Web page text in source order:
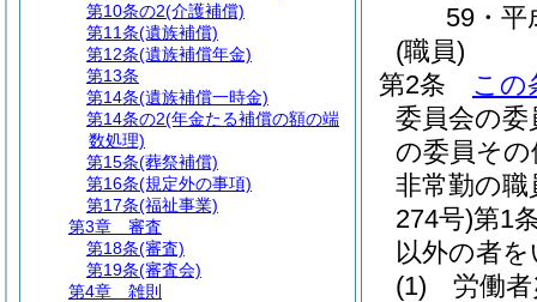
59・平
(職員)
第2条
この
委員会の委
の委員そ
非常勤の職
274号)第1
以外の者
(1)
労働
第10条の2(介護補償)
第11条(遺族補償)
第12条(遺族補償年金)
第13条
第14条(遺族補償一時金)
第14条の2(年金たる補償の額の端
数処理)
第15条(葬祭補償)
第16条(規定外の事項)
第17条(福祉事業)
第3章
審査
第18条(審査)
第19条(審査会)
第4章
雑則